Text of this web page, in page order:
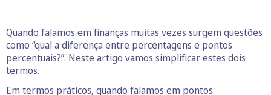
Quando falamos em finanças muitas vezes surgem questões
como “qual a diferença entre percentagens e pontos
percentuais?”. Neste artigo vamos simplificar estes dois
termos.
Em termos práticos, quando falamos em pontos